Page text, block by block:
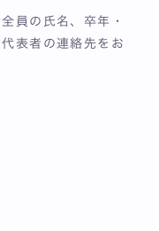
員の氏名、卒年・
表者の連絡先をお